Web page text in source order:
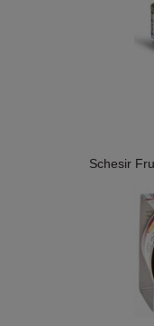
Schesir